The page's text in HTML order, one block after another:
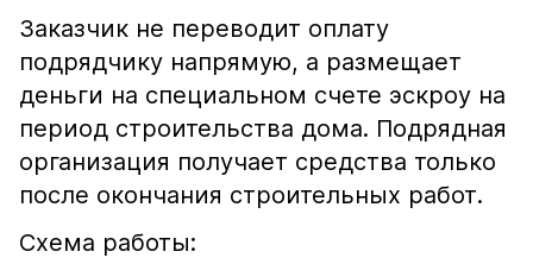
Заказчик не переводит оплату
подрядчику напрямую, а размещает
деньги на специальном счете эскроу на
период строительства дома. Подрядная
организация получает средства только
после окончания строительных работ.
Схема работы: